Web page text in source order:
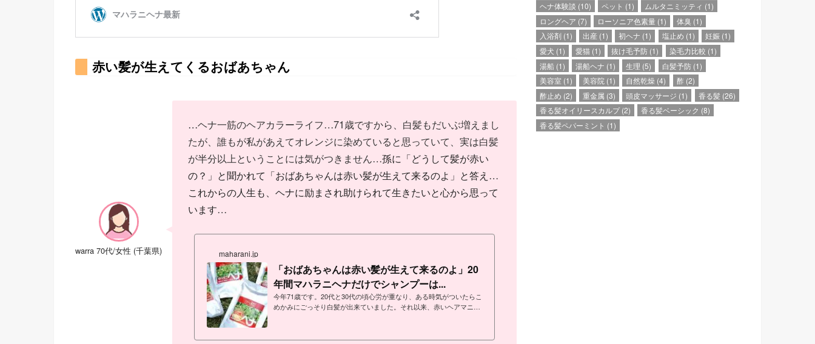
赤い髪が生えてくるおばあちゃん
warra 70代/女性 (千葉県)
…ヘナ一筋のヘアカラーライフ…71歳ですから、白髪もだいぶ増えまし
たが、誰もが私があえてオレンジに染めていると思っていて、実は白髪
が半分以上ということには気がつきません…孫に「どうして髪が赤い
の？」と聞かれて「おばあちゃんは赤い髪が生えて来るのよ」と答え …
これからの人生も、ヘナに励まされ助けられて生きたいと心から思って
います…
maharani.jp
「おばあちゃんは赤い髪が生えて来るのよ」20
年間マハラニヘナだけでシャンプーは...
今年71歳です。20代と30代の頃心労が重なり、ある時気がついたらこ
めかみにごっそり白髪が出来ていました。それ以来、赤いヘアマニュ
ヘナ体験談 (10) ペット (1) ムルタニミッティ (1)
ロングヘア (7) ローソニア色素量 (1) 体臭 (1)
入浴剤 (1) 出産 (1) 初ヘナ (1) 塩止め (1) 妊娠(1)
愛犬 (1) 愛猫 (1) 抜け毛予防 (1) 染毛力比較 (1)
湯船 (1) 湯船ヘナ (1) 生理 (5) 白髪予防(1)
美容室 (1) 美容院 (1) 自然乾燥 (4) 酢(2)
酢止め (2) 重金属 (3) 頭皮マッサージ (1) 香る髪(26)
香る髪オイリースカルプ (2) 香る髪ベーシック (8)
香る髪ペパーミント (1)